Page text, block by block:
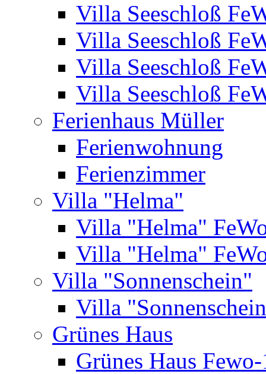
Villa Seeschloß
Villa Seeschloß
Villa Seeschloß
Villa Seeschloß
Ferienhaus Müller
Ferienwohnung
Ferienzimmer
Villa "Helma"
Villa "Helma"
Villa "Helma"
Villa "Sonnenschein"
Villa
Grünes Haus
Grünes Haus